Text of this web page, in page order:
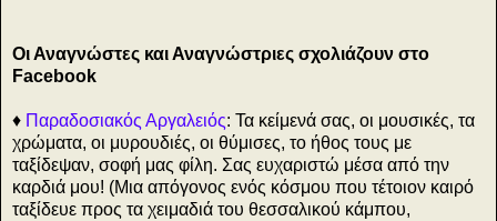
Οι Αναγνώστες και Αναγνώστριες σχολιάζουν στο
Facebook
♦ Παραδοσιακός Αργαλειός: Τα κείμενά σας, οι μουσικές, τα
χρώματα, οι μυρουδιές, οι θύμισες, το ήθος τους με
ταξίδεψαν, σοφή μας φίλη. Σας ευχαριστώ μέσα από την
καρδιά μου! (Μια απόγονος ενός κόσμου που τέτοιον καιρό
ταξίδευε προς τα χειμαδιά του θεσσαλικού κάμπου,